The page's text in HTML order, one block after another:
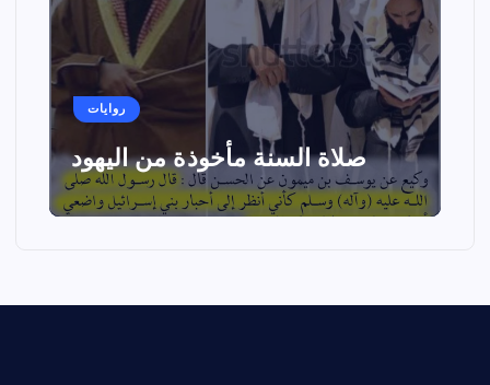
روايات
صلاة السنة مأخوذة من اليهود